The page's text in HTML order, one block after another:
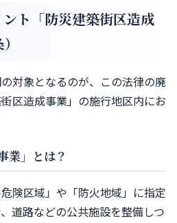
ト「防災建築街区造成
対象となるのが、この法律の廃
区造成事業」の施行地区内にお
業」とは？
険区域」や「防火地域」に指定
道路などの公共施設を整備しつ